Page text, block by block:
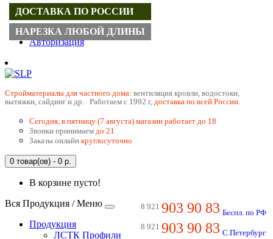
Регистрация
Авторизация
Cтройматериалы для частного дома: вентиляция кровли, водостоки,
вытяжки, сайдинг и др. Работаем с 1992 г, доставка по всей России.
Сегодня, в пятницу (7 августа) магазин работает до 18
Звонки принимаем до 21
Заказы онлайн круглосуточно
0 товар(ов) - 0 р.
В корзине пусто!
8 921 903 90 83 Беспл. по РФ
8 921 903 90 83 С.Петербург
Вся Продукция / Меню
Продукция
ЛСТК Профили
ДОСТАВКА ПО РОССИИ
НАРЕЗКА ЛЮБОЙ ДЛИНЫ